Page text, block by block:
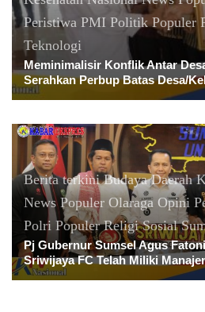
Peristiwa PMI Politik Populer
Teknologi
Meminimalisir Konflik Antar
Serahkan Perbup Batas Desa/
Berita terkini Budaya Daerah
News Populer Olaraga Opini
Polri Populer Religi Sosial
Pj Gubernur Sumsel Agus
Sriwijaya FC Telah Miliki